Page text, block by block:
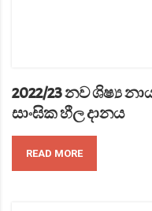
2022/23 නව ශිෂ්‍ය
සාංඝික හීල දානය
READ MORE